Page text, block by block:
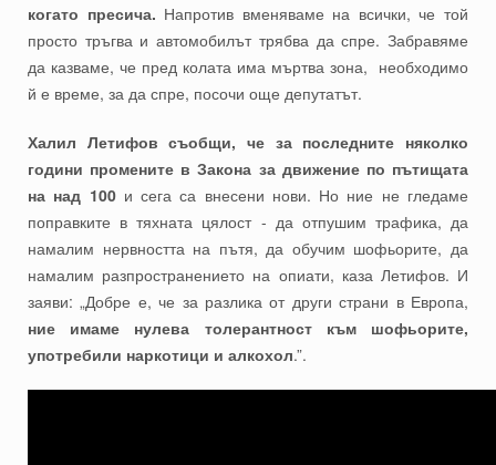
когато пресича. Напротив вменяваме на всички, че той
просто тръгва и автомобилът трябва да спре. Забравяме
да казваме, че пред колата има мъртва зона, необходимо
й е време, за да спре, посочи още депутатът.
Халил Летифов съобщи, че за последните няколко
години промените в Закона за движение по пътищата
на над 100и сега са внесени нови. Но ние не гледаме
поправките в тяхната цялост - да отпушим трафика, да
намалим нервността на пътя, да обучим шофьорите, да
намалим разпространението на опиати, каза Летифов. И
заяви: „Добре е, че за разлика от други страни в Европа,
ние имаме нулева толерантност към шофьорите,
употребили наркотици и алкохол.”.